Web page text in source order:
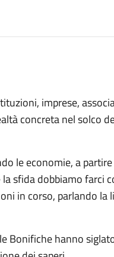
imprese,
concreta nel solco
le economie, a
sfida dobbiamo farci
in corso, parlando la
Bonifiche hanno